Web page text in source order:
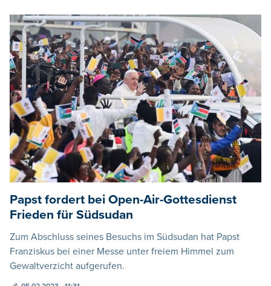
Papst fordert bei Open-Air-Gottesdienst
Frieden für Südsudan
Zum Abschluss seines Besuchs im Südsudan hat Papst
Franziskus bei einer Messe unter freiem Himmel zum
Gewaltverzicht aufgerufen.